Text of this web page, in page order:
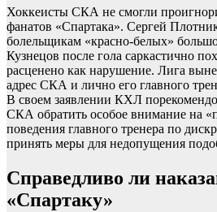
Хоккеисты СКА не смогли
фанатов «Спартака». Сергей
болельщикам «красно-белых»
Кузнецов после гола саркастично
расценено как нарушение. Лига
адрес СКА и лично его главного
В своем заявлении КХЛ
СКА обратить особое внимание на
поведения главного тренера по
принять меры для недопущения
Справедливо ли
«Спартаку»